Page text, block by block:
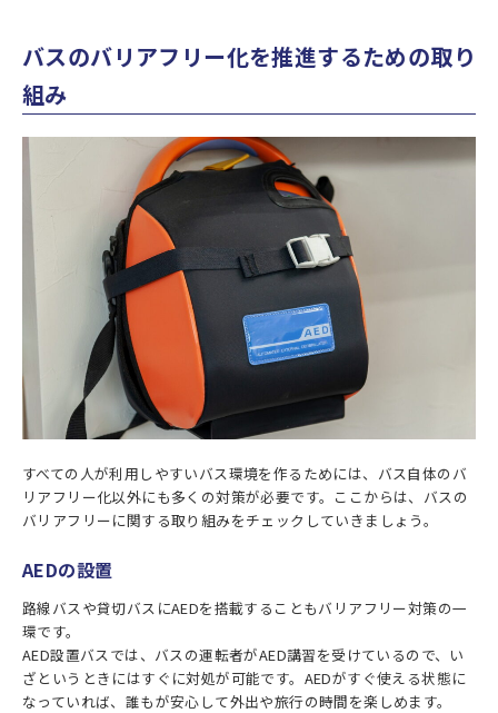
バスのバリアフリー化を推進するための取り
組み
すべての人が利用しやすいバス環境を作るためには、バス自体のバ
リアフリー化以外にも多くの対策が必要です。ここからは、バスの
バリアフリーに関する取り組みをチェックしていきましょう。
AEDの設置
路線バスや貸切バスにAEDを搭載することもバリアフリー対策の一
環です。
AED設置バスでは、バスの運転者がAED講習を受けているので、い
ざというときにはすぐに対処が可能です。AEDがすぐ使える状態に
なっていれば、誰もが安心して外出や旅行の時間を楽しめます。